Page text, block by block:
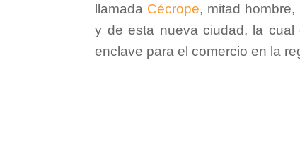
llamada Cécrope, mitad
y de esta nueva ciudad, la cual
enclave para el comercio en la